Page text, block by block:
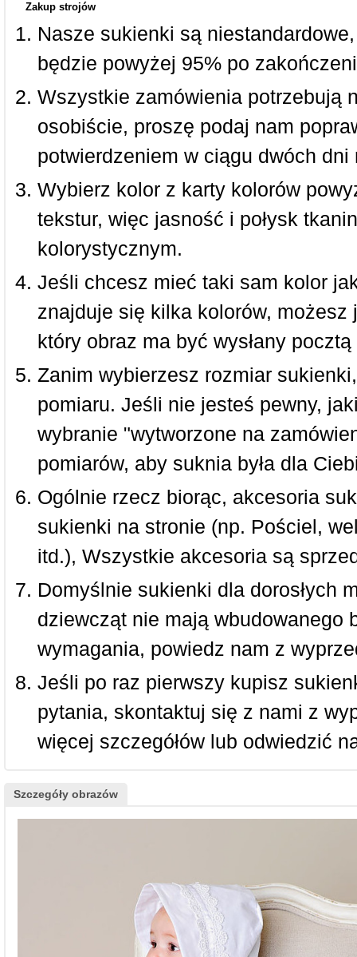
Zakup strojów
Nasze sukienki są
będzie powyżej 95% po
Wszystkie zamówienia potrzebują
osobiście, proszę podaj nam
potwierdzeniem w ciągu dwóch dni
Wybierz kolor z karty kolorów
tekstur, więc jasność i połysk
kolorystycznym.
Jeśli chcesz mieć taki sam kolor
znajduje się kilka kolorów,
który obraz ma być wysłany
Zanim wybierzesz rozmiar
pomiaru. Jeśli nie jesteś pewny,
wybranie "wytworzone na
pomiarów, aby suknia była dla
Ogólnie rzecz biorąc, akcesoria
sukienki na stronie (np. Pościel,
itd.), Wszystkie akcesoria są
Domyślnie sukienki dla dorosłych
dziewcząt nie mają
wymagania, powiedz nam z
Jeśli po raz pierwszy kupisz
pytania, skontaktuj się z nami z
więcej szczegółów lub odwiedzić
Szczegóły obrazów